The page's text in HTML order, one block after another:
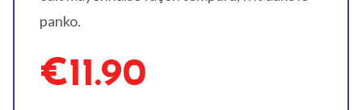
panko.
€11.90